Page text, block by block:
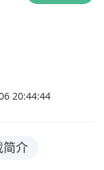
20:44:44
简介